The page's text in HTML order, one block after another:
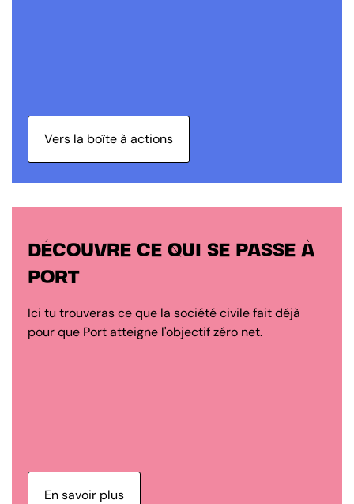
Vers la boîte à actions
DÉCOUVRE CE QUI SE PASSE À
PORT
Ici tu trouveras ce que la société civile fait déjà
pour que Port atteigne l'objectif zéro net.
En savoir plus